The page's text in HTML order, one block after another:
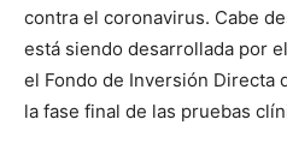
contra el coronavirus. Cabe
está siendo desarrollada por
el Fondo de Inversión Directa
la fase final de las pruebas